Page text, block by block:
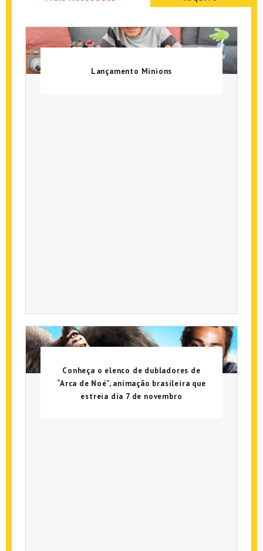
Lançamento Minions
Conheça o elenco de dubladores de
“Arca de Noé”, animação brasileira que
estreia dia 7 de novembro